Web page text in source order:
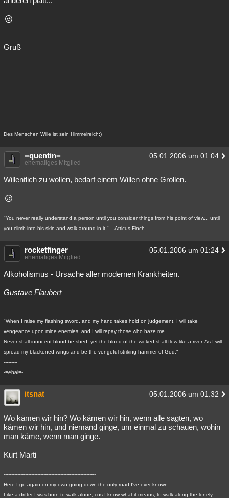
Gruß
Des Menschen Wille ist sein Himmelreich;)
=quentin= 05.01.2006 um 01:04
ehemaliges Mitglied
Willentlich zu wollen, bedarf einem Willen ohne Grollen.
"You never really understand a person until you consider things from his point of view... until
you climb into his skin and walk around in it." -- Atticus Finch
rocketfinger 05.01.2006 um 01:24
ehemaliges Mitglied
Alkoholismus - Ursache aller modernen Krankheiten.
Gustave Flaubert
"When I raise my flashing sword, and my hand takes hold on judgement, I will take
vengeance upon mine enemies, and I will repay those who haze me.
Never shall innocent blood be shed, yet the blood of the wicked shall flow like a river. As I will
spread my blackened wings and be the vengeful striking hammer of God."
---------
-=ebai=-
itsnat 05.01.2006 um 01:32
Wo kämen wir hin? Wo kämen wir hin, wenn alle sagten, wo
kämen wir hin, und niemand ginge, um einmal zu schauen, wohin
man käme, wenn man ginge.
Kurt Marti
------------------------------------------------------------
Here I go again on my own,going down the only road I've ever known
Like a drifter I was born to walk alone, cos I know what it means, to walk along the lonely